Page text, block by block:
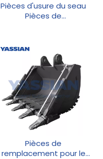
Pièces d'usure du seau
Pièces de
Pièces de
remplacement pour le